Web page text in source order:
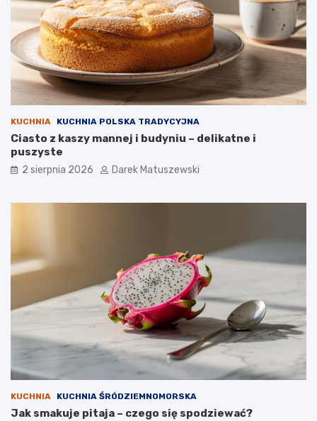
KUCHNIA KUCHNIA POLSKA TRADYCYJNA
Ciasto z kaszy mannej i budyniu – delikatne i
puszyste
2 sierpnia 2026 Darek Matuszewski
KUCHNIA KUCHNIA ŚRÓDZIEMNOMORSKA
Jak smakuje pitaja – czego się spodziewać?